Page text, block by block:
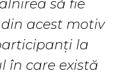
să fie
acest motiv
la
în care există